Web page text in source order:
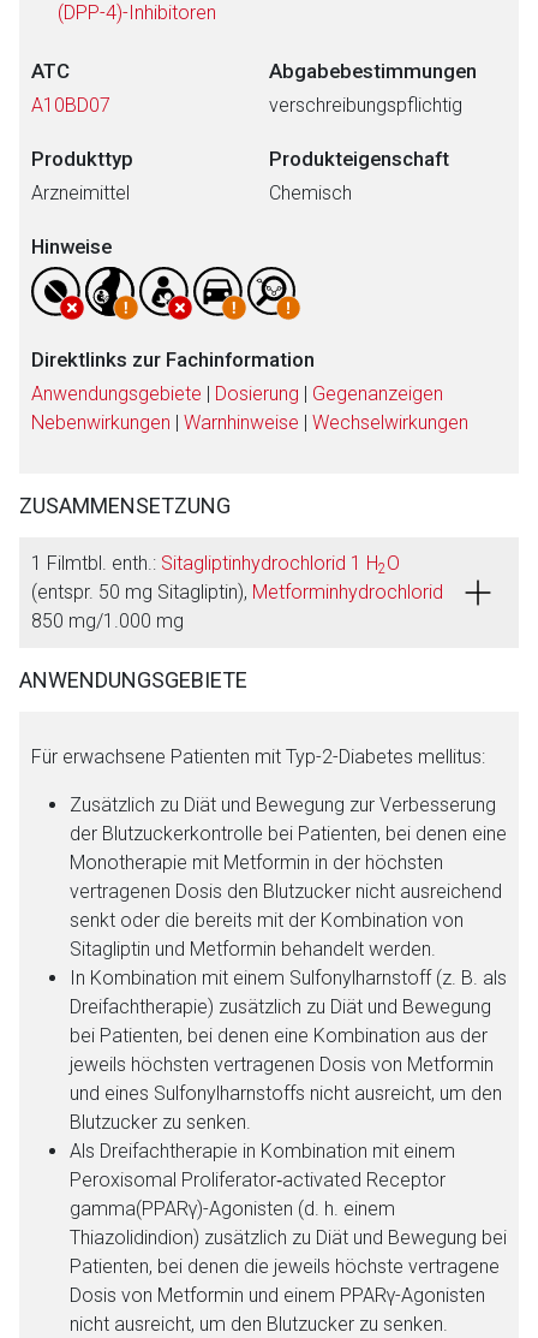
(DPP-4)-Inhibitoren
ATC
A10BD07
Abgabebestimmungen
verschreibungspflichtig
Produkttyp
Arzneimittel
Produkteigenschaft
Chemisch
Hinweise
Direktlinks zur Fachinformation
Anwendungsgebiete | Dosierung | Gegenanzeigen
Nebenwirkungen | Warnhinweise | Wechselwirkungen
ZUSAMMENSETZUNG
1 Filmtbl. enth.: Sitagliptinhydrochlorid 1 H2O
(entspr. 50 mg Sitagliptin), Metforminhydrochlorid
850 mg/1.000 mg
ANWENDUNGSGEBIETE
Für erwachsene Patienten mit Typ-2-Diabetes mellitus:
Zusätzlich zu Diät und Bewegung zur Verbesserung
der Blutzuckerkontrolle bei Patienten, bei denen eine
Monotherapie mit Metformin in der höchsten
vertragenen Dosis den Blutzucker nicht ausreichend
senkt oder die bereits mit der Kombination von
Sitagliptin und Metformin behandelt werden.
In Kombination mit einem Sulfonylharnstoff (z. B. als
Dreifachtherapie) zusätzlich zu Diät und Bewegung
bei Patienten, bei denen eine Kombination aus der
jeweils höchsten vertragenen Dosis von Metformin
und eines Sulfonylharnstoffs nicht ausreicht, um den
Blutzucker zu senken.
Als Dreifachtherapie in Kombination mit einem
Peroxisomal Proliferator‑activated Receptor
gamma(PPARγ)-Agonisten (d. h. einem
Thiazolidindion) zusätzlich zu Diät und Bewegung bei
Patienten, bei denen die jeweils höchste vertragene
Dosis von Metformin und einem PPARγ-Agonisten
nicht ausreicht, um den Blutzucker zu senken.
Aufruf einer externen Seite
Der von Ihnen aufgerufene Link öffnet eine externe Web-
Seite. Für die Inhalte der externen Web-Seite ist deren
Betreiber verantwortlich. Ebenso gelten dort ggf. andere
Datenschutzbestimmungen.